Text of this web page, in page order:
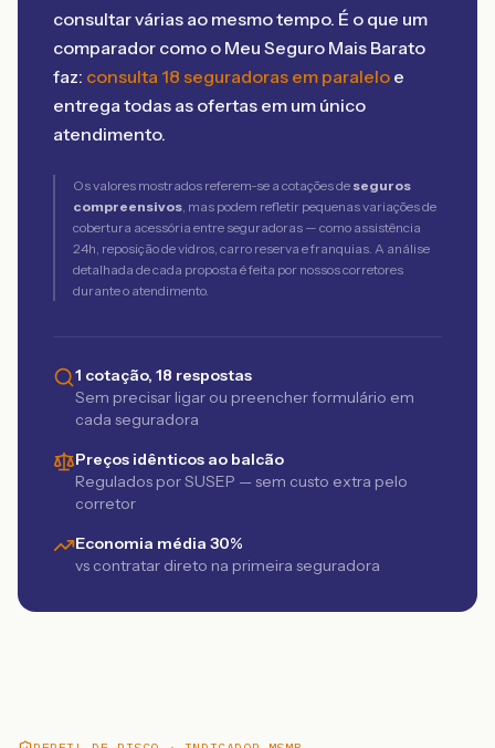
consultar várias ao mesmo tempo. É o que um
comparador como o Meu Seguro Mais Barato
faz: consulta 18 seguradoras em paralelo e
entrega todas as ofertas em um único
atendimento.
Os valores mostrados referem-se a cotações de seguros
compreensivos, mas podem refletir pequenas variações de
cobertura acessória entre seguradoras — como assistência
24h, reposição de vidros, carro reserva e franquias. A análise
detalhada de cada proposta é feita por nossos corretores
durante o atendimento.
1 cotação, 18 respostas
Sem precisar ligar ou preencher formulário em
cada seguradora
Preços idênticos ao balcão
Regulados por SUSEP — sem custo extra pelo
corretor
Economia média 30%
vs contratar direto na primeira seguradora